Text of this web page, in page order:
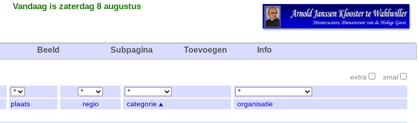
Vandaag is zaterdag 8 augustus
Beeld Subpagina Toevoegen Info
extra smal
plaats regio categorie
organisatie